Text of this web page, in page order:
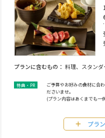
プランに含むもの 料理、スタン
ご予算やお好みの食材に合
ださいませ。
(プラン内容はあくまでも一
プラ